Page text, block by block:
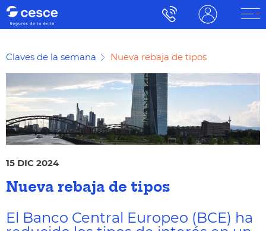
Claves de la semana Nueva rebaja de tipos
15 DIC 2024
Nueva rebaja de tipos
El Banco Central Europeo (BCE) ha